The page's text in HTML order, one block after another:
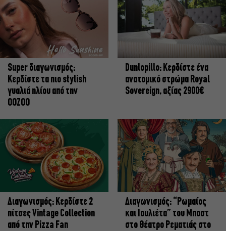
Super διαγωνισμός:
Κερδίστε τα πιο stylish
γυαλιά ηλίου από την
OOZOO
Dunlopillo: Κερδίστε ένα
ανατομικό στρώμα Royal
Sovereign, αξίας 2900€
Διαγωνισμός: Κερδίστε 2
πίτσες Vintage Collection
από την Pizza Fan
Διαγωνισμός: “Ρωμαίος
και Ιουλιέτα” του Μποστ
στο Θέατρο Ρεματιάς στο